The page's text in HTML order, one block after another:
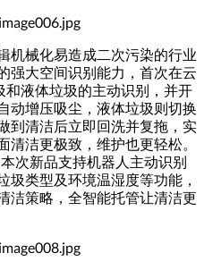
机械化易造成二次污染的行业
强大空间识别能力，首次在云
和液体垃圾的主动识别，并开
动增压吸尘，液体垃圾则切换
到清洁后立即回洗并复拖，实
洁更极致，维护也更轻松。
本次新品支持机器人主动识别
圾类型及环境温湿度等功能，
洁策略，全智能托管让清洁更